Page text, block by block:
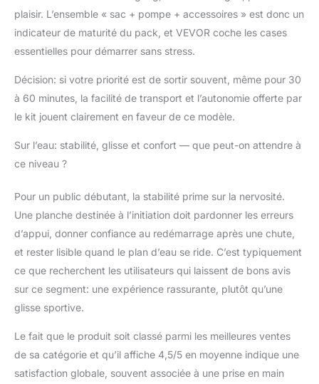
plaisir. L’ensemble « sac + pompe + accessoires » est donc un
indicateur de maturité du pack, et VEVOR coche les cases
essentielles pour démarrer sans stress.
Décision: si votre priorité est de sortir souvent, même pour 30
à 60 minutes, la facilité de transport et l’autonomie offerte par
le kit jouent clairement en faveur de ce modèle.
Sur l’eau: stabilité, glisse et confort — que peut-on attendre à
ce niveau ?
Pour un public débutant, la stabilité prime sur la nervosité.
Une planche destinée à l’initiation doit pardonner les erreurs
d’appui, donner confiance au redémarrage après une chute,
et rester lisible quand le plan d’eau se ride. C’est typiquement
ce que recherchent les utilisateurs qui laissent de bons avis
sur ce segment: une expérience rassurante, plutôt qu’une
glisse sportive.
Le fait que le produit soit classé parmi les meilleures ventes
de sa catégorie et qu’il affiche 4,5/5 en moyenne indique une
satisfaction globale, souvent associée à une prise en main